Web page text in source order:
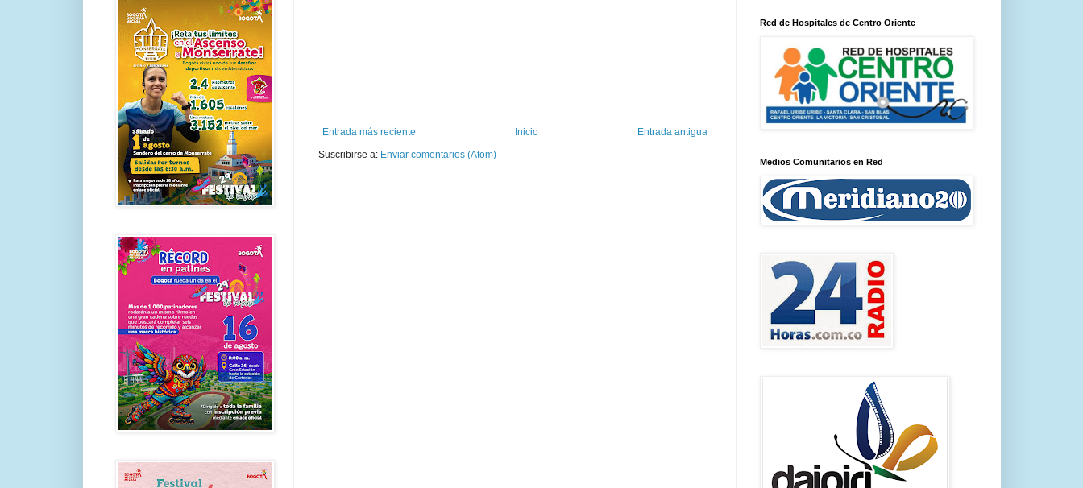
Entrada más reciente Entrada antigua
Inicio
Suscribirse a: Enviar comentarios (Atom)
Red de Hospitales de Centro Oriente
Medios Comunitarios en Red